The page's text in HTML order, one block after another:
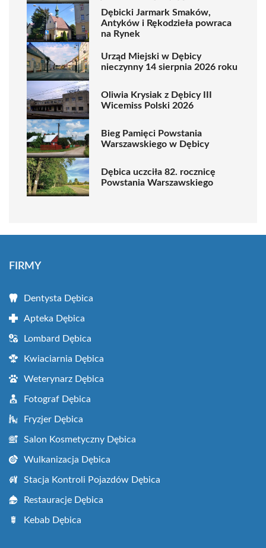
Dębicki Jarmark Smaków,
Antyków i Rękodzieła powraca
na Rynek
Urząd Miejski w Dębicy
nieczynny 14 sierpnia 2026 roku
Oliwia Krysiak z Dębicy III
Wicemiss Polski 2026
Bieg Pamięci Powstania
Warszawskiego w Dębicy
Dębica uczciła 82. rocznicę
Powstania Warszawskiego
FIRMY
Dentysta Dębica
Apteka Dębica
Lombard Dębica
Kwiaciarnia Dębica
Weterynarz Dębica
Fotograf Dębica
Fryzjer Dębica
Salon Kosmetyczny Dębica
Wulkanizacja Dębica
Stacja Kontroli Pojazdów Dębica
Restauracje Dębica
Kebab Dębica